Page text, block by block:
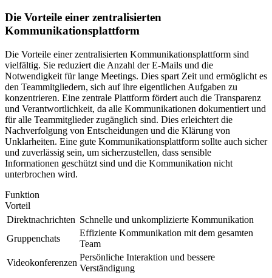
Die Vorteile einer zentralisierten
Kommunikationsplattform
Die Vorteile einer zentralisierten Kommunikationsplattform sind
vielfältig. Sie reduziert die Anzahl der E-Mails und die
Notwendigkeit für lange Meetings. Dies spart Zeit und ermöglicht es
den Teammitgliedern, sich auf ihre eigentlichen Aufgaben zu
konzentrieren. Eine zentrale Plattform fördert auch die Transparenz
und Verantwortlichkeit, da alle Kommunikationen dokumentiert und
für alle Teammitglieder zugänglich sind. Dies erleichtert die
Nachverfolgung von Entscheidungen und die Klärung von
Unklarheiten. Eine gute Kommunikationsplattform sollte auch sicher
und zuverlässig sein, um sicherzustellen, dass sensible
Informationen geschützt sind und die Kommunikation nicht
unterbrochen wird.
Funktion
Vorteil
Direktnachrichten Schnelle und unkomplizierte Kommunikation
Gruppenchats
Effiziente Kommunikation mit dem gesamten
Team
Videokonferenzen
Persönliche Interaktion und bessere
Verständigung